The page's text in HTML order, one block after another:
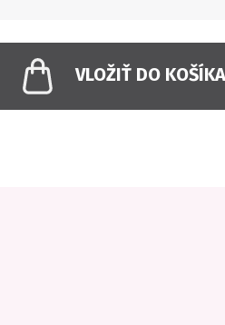
VLOŽIŤ DO KOŠÍKA